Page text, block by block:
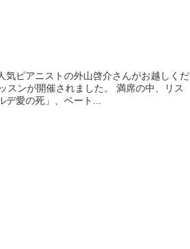
ピアニストの外山啓介さんがお越しくだ
スンが開催されました。 満席の中、リス
デ愛の死」、ベート...